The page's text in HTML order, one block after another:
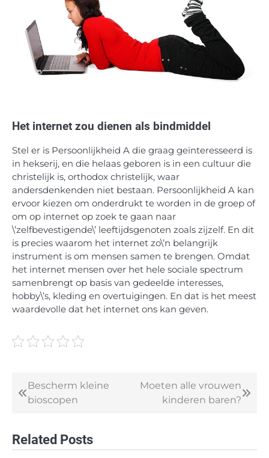
Het internet zou dienen als bindmiddel
Stel er is Persoonlijkheid A die graag geïnteresseerd is
in hekserij, en die helaas geboren is in een cultuur die
christelijk is, orthodox christelijk, waar
andersdenkenden niet bestaan. Persoonlijkheid A kan
ervoor kiezen om onderdrukt te worden in de groep of
om op internet op zoek te gaan naar
\’zelfbevestigende\’ leeftijdsgenoten zoals zijzelf. En dit
is precies waarom het internet zo\’n belangrijk
instrument is om mensen samen te brengen. Omdat
het internet mensen over het hele sociale spectrum
samenbrengt op basis van gedeelde interesses,
hobby\’s, kleding en overtuigingen. En dat is het meest
waardevolle dat het internet ons kan geven.
Post
navigation
Bescherm kleine
bioscopen
Moeten alle vrouwen
kinderen baren?
Related Posts